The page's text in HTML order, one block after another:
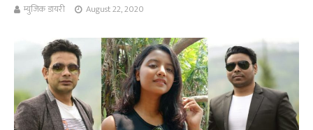
म्युजिक डायरी August 22, 2020